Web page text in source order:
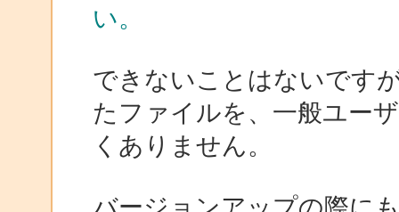
い。
できないことはないです
たファイルを、一般ユー
くありません。